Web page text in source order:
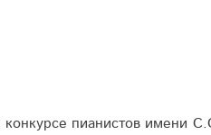
конкурсе пианистов имени